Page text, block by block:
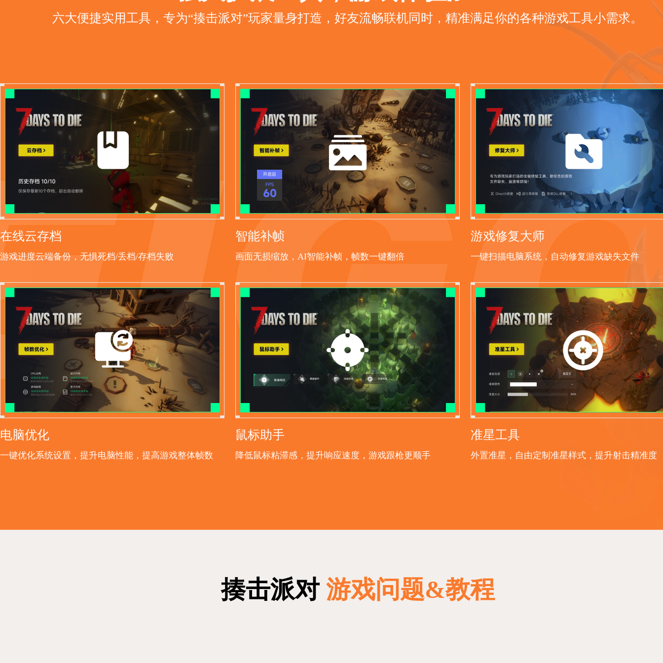
六大便捷实用工具，专为“揍击派对”玩家量身打造，好友流畅联机同时，精准满足你的各种游戏工具小需求。
在线云存档
游戏进度云端备份，无惧死档/丢档/存档失败
智能补帧
画面无损缩放，AI智能补帧，帧数一键翻倍
游戏修复大师
一键扫描电脑系统，自动修复游戏缺失文件
电脑优化
一键优化系统设置，提升电脑性能，提高游戏整体帧数
鼠标助手
降低鼠标粘滞感，提升响应速度，游戏跟枪更顺手
准星工具
外置准星，自由定制准星样式，提升射击精准度
揍击派对 游戏问题&教程